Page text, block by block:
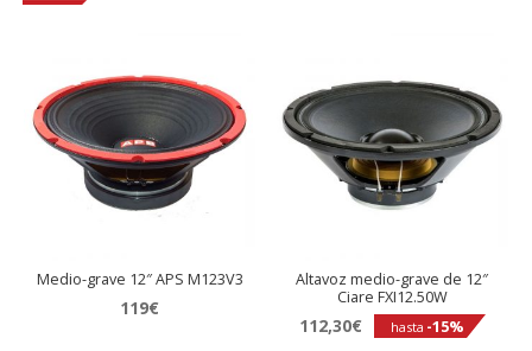
Medio-grave 12″ APS M123V3
119€
Altavoz medio-grave de 12″
Ciare FXI12.50W
112,30€ hasta -15%